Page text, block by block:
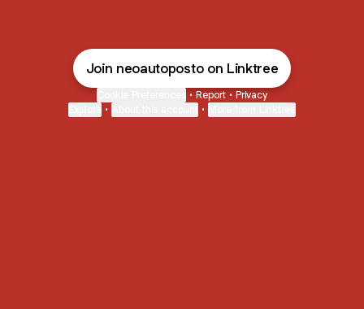
Join neoautoposto on Linktree
• Report • Privacy
• •